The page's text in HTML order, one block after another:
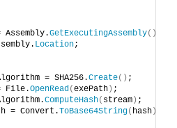
Assembly.
GetExecutingAssembly()
Location;
= SHA256.
Create() ;
File.
OpenRead(exePath ) ;
ComputeHash( stream ) ;
= Convert.
ToBase64String( hash )